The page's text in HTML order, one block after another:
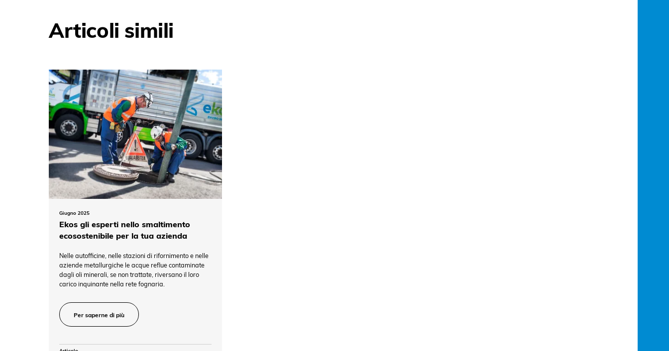
Articoli simili
Giugno 2025
Ekos gli esperti nello smaltimento
ecosostenibile per la tua azienda
Nelle autofficine, nelle stazioni di rifornimento e nelle
aziende metallurgiche le acque reflue contaminate
dagli oli minerali, se non trattate, riversano il loro
carico inquinante nella rete fognaria.
Per saperne di più